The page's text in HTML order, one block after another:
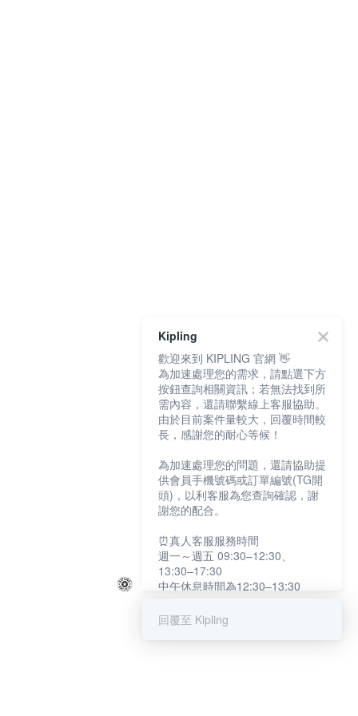
Kipling
歡迎來到 KIPLING 官網 👋
為加速處理您的需求，請點選下方
按鈕查詢相關資訊；若無法找到所
需內容，還請聯繫線上客服協助。
由於目前案件量較大，回覆時間較
長，感謝您的耐心等候！
為加速處理您的問題，還請協助提
供會員手機號碼或訂單編號(TG開
頭)，以利客服為您查詢確認，謝
謝您的配合。
⏰真人客服服務時間
週一～週五 09:30–12:30、
13:30–17:30
中午休息時間為12:30–13:30
提醒您：系統會自動已讀訊息，如
回覆至 Kipling